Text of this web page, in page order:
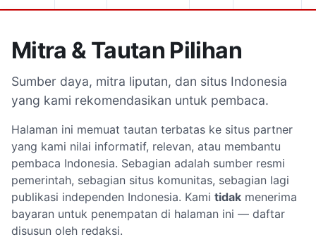
Mitra & Tautan Pilihan
Sumber daya, mitra liputan, dan situs Indonesia
yang kami rekomendasikan untuk pembaca.
Halaman ini memuat tautan terbatas ke situs partner
yang kami nilai informatif, relevan, atau membantu
pembaca Indonesia. Sebagian adalah sumber resmi
pemerintah, sebagian situs komunitas, sebagian lagi
publikasi independen Indonesia. Kami tidak menerima
bayaran untuk penempatan di halaman ini — daftar
disusun oleh redaksi.